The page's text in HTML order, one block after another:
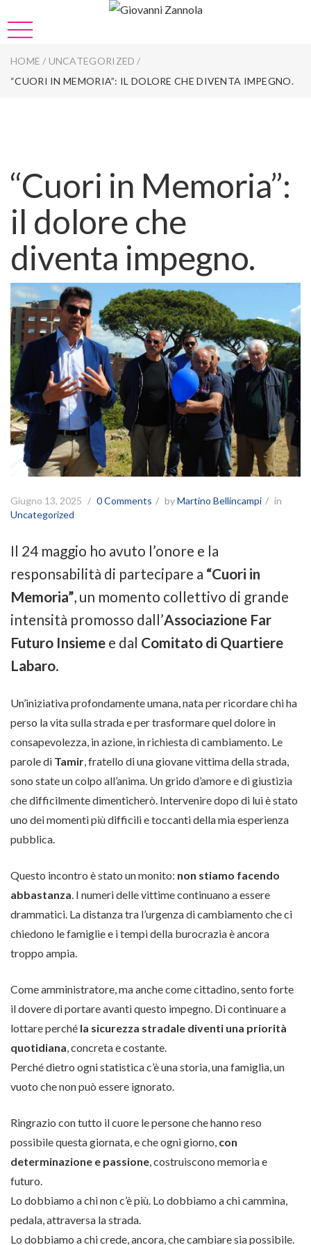
HOME / UNCATEGORIZED /
“CUORI IN MEMORIA”: IL DOLORE CHE DIVENTA IMPEGNO.
“Cuori in Memoria”:
il dolore che
diventa impegno.
Giugno 13, 2025 0 Comments byMartino Bellincampi
in
Uncategorized
Il 24 maggio ho avuto l’onore e la
responsabilità di partecipare a “Cuori in
Memoria”, un momento collettivo di grande
intensità promosso dall’Associazione Far
Futuro Insieme e dal Comitato di Quartiere
Labaro.
Un’iniziativa profondamente umana, nata per ricordare chi ha
perso la vita sulla strada e per trasformare quel dolore in
consapevolezza, in azione, in richiesta di cambiamento. Le
parole di Tamir , fratello di una giovane vittima della strada,
sono state un colpo all’anima. Un grido d’amore e di giustizia
che difficilmente dimenticherò. Intervenire dopo di lui è stato
uno dei momenti più difficili e toccanti della mia esperienza
pubblica.
Questo incontro è stato un monito: non stiamo facendo
abbastanza . I numeri delle vittime continuano a essere
drammatici. La distanza tra l’urgenza di cambiamento che ci
chiedono le famiglie e i tempi della burocrazia è ancora
troppo ampia.
Come amministratore, ma anche come cittadino, sento forte
il dovere di portare avanti questo impegno. Di continuare a
lottare perché la sicurezza stradale diventi una priorità
quotidiana , concreta e costante.
Perché dietro ogni statistica c’è una storia, una famiglia, un
vuoto che non può essere ignorato.
Ringrazio con tutto il cuore le persone che hanno reso
possibile questa giornata, e che ogni giorno, con
determinazione e passione , costruiscono memoria e
futuro.
Lo dobbiamo a chi non c’è più. Lo dobbiamo a chi cammina,
pedala, attraversa la strada.
Lo dobbiamo a chi crede, ancora, che cambiare sia possibile.